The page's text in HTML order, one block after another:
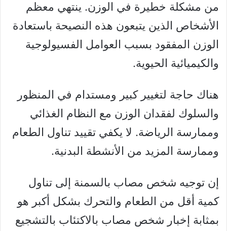
من مشكلة خطيرة في الوزن. ينتهي معظم
الأشخاص الذين يتبعون هذه النصيحة باستعادة
الوزن المفقود بسبب العوامل الفسيولوجية
والكيميائية الحيوية.
هناك حاجة لتغيير كبير ومستدام في المنظور
والسلوك لفقدان الوزن مع النظام الغذائي
وممارسة الرياضة. لا يكفي تقييد تناول الطعام
وممارسة المزيد من الأنشطة البدنية.
إن توجيه شخص مصاب بالسمنة إلى تناول
كمية أقل من الطعام والتحرك بشكل أكبر هو
بمثابة إخبار شخص مصاب بالاكتئاب بالتشجيع